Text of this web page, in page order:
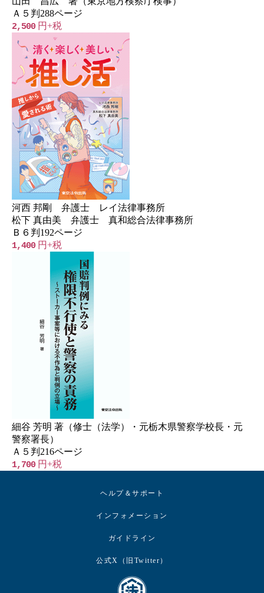
Ａ５判288ページ
2,500 円+税
河西 邦剛 弁護士 レイ法律事務所
松下 真由美 弁護士 真和総合法律事務所
Ｂ６判192ページ
1,400 円+税
細谷 芳明 著（修士（法学）・元栃木県警察学校長・元
警察署長）
Ａ５判216ページ
1,700 円+税
ヘルプ＆サポート
インフォメーション
ガイドライン
公式X（旧Twitter）